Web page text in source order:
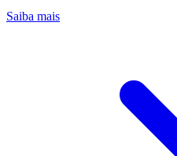
Saiba mais